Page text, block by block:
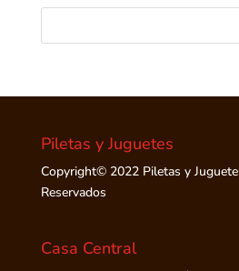
Piletas y Juguetes
Copyright© 2022 Piletas y
Reservados
Casa Central